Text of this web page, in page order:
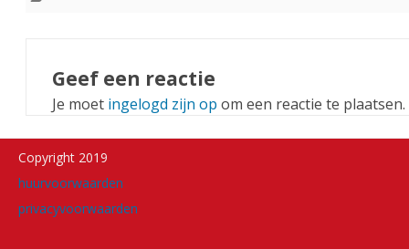
Geef een reactie
Je moet ingelogd zijn op om een reactie te plaatsen.
Copyright 2019
huurvoorwaarden
privacyvoorwaarden